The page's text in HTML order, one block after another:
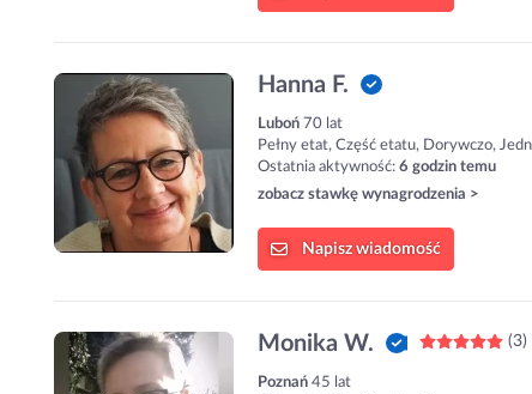
Hanna F.
Luboń 70 lat
Pełny etat, Część etatu, Dorywczo,
Ostatnia aktywność: 6 godzin temu
zobacz stawkę wynagrodzenia >
Napisz wiadomość
Monika W. (3)
Poznań 45 lat